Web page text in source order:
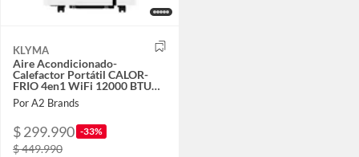
KLYMA
Aire Acondicionado-
Calefactor Portátil CALOR-
FRIO 4en1 WiFi 12000 BTU
KÖLD 12wf PRO White
Por A2 Brands
$ 299.990 -33%
$ 449.990